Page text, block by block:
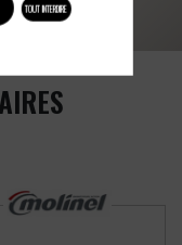
TOUT INTERDIRE